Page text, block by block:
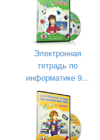
Электронная
тетрадь по
информатике 9...